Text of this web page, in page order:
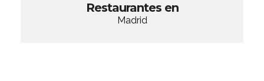
Restaurantes en
Madrid